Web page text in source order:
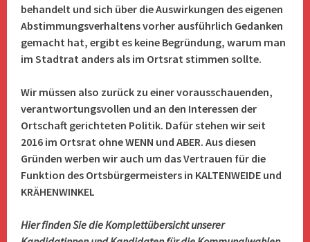
behandelt und sich über die Auswirkungen des eigenen
Abstimmungsverhaltens vorher ausführlich Gedanken
gemacht hat, ergibt es keine Begründung, warum man
im Stadtrat anders als im Ortsrat stimmen sollte.
Wir müssen also zurück zu einer vorausschauenden,
verantwortungsvollen und an den Interessen der
Ortschaft gerichteten Politik. Dafür stehen wir seit
2016 im Ortsrat ohne WENN und ABER. Aus diesen
Gründen werben wir auch um das Vertrauen für die
Funktion des Ortsbürgermeisters in KALTENWEIDE und
KRÄHENWINKEL
Hier finden Sie die Komplettübersicht unserer